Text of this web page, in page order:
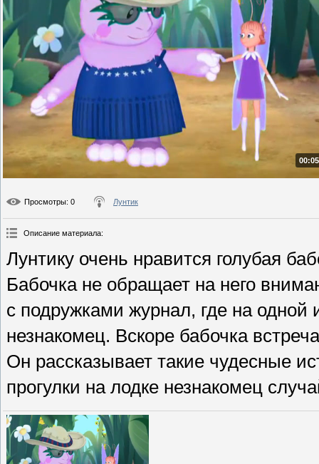
Просмотры: 0 Лунтик
Описание материала:
Лунтику очень нравится голубая
Бабочка не обращает на него
с подружками журнал, где на
незнакомец. Вскоре бабочка
Он рассказывает такие чудесные
прогулки на лодке незнакомец